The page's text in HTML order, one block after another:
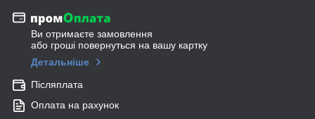
Ви отримаєте замовлення
або гроші повернуться на вашу картку
Детальніше
Післяплата
Оплата на рахунок